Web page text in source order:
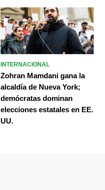
INTERNACIONAL
Zohran Mamdani gana la
alcaldía de Nueva York;
demócratas dominan
elecciones estatales en EE.
UU.